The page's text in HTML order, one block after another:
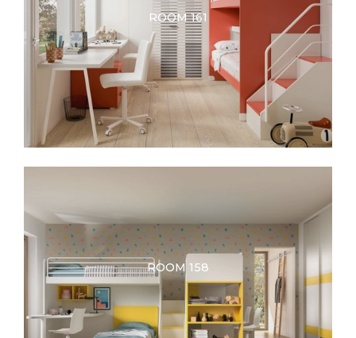
ROOM 161
ROOM 158